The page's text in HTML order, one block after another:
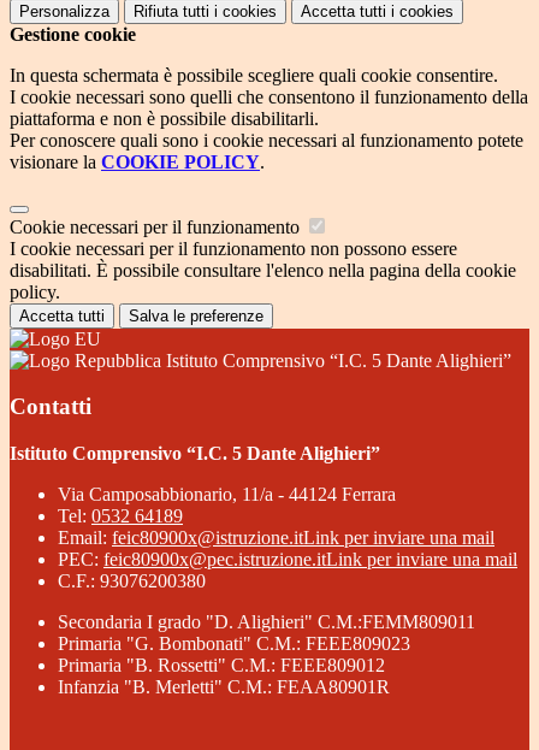
Personalizza Rifiuta tutti i cookies Accetta tutti i cookies
Gestione cookie
In questa schermata è possibile scegliere quali cookie consentire.
I cookie necessari sono quelli che consentono il funzionamento della
piattaforma e non è possibile disabilitarli.
Per conoscere quali sono i cookie necessari al funzionamento potete
visionare la COOKIE POLICY.
Cookie necessari per il funzionamento
I cookie necessari per il funzionamento non possono essere
disabilitati. È possibile consultare l'elenco nella pagina della cookie
policy.
Accetta tutti Salva le preferenze
Istituto Comprensivo “I.C. 5 Dante Alighieri”
Contatti
Istituto Comprensivo “I.C. 5 Dante Alighieri”
Via Camposabbionario, 11/a - 44124 Ferrara
Tel: 0532 64189
Email: feic80900x@istruzione.itLink per inviare una mail
PEC: feic80900x@pec.istruzione.itLink per inviare una mail
C.F.: 93076200380
Secondaria I grado "D. Alighieri" C.M.:FEMM809011
Primaria "G. Bombonati" C.M.: FEEE809023
Primaria "B. Rossetti" C.M.: FEEE809012
Infanzia "B. Merletti" C.M.: FEAA80901R